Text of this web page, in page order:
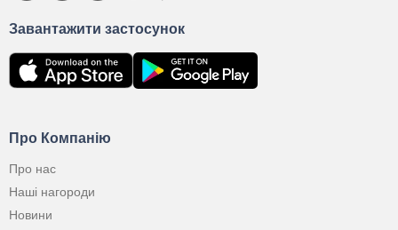
Про Компанію
Про нас
Наші нагороди
Новини
Завантажити застосунок